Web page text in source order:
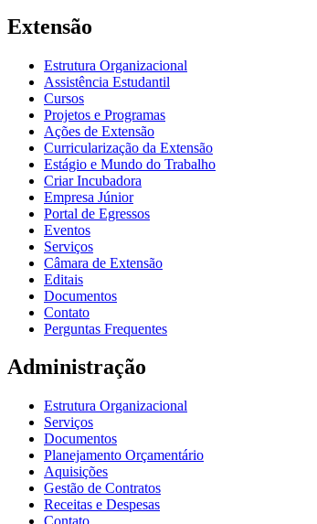
Extensão
Estrutura Organizacional
Assistência Estudantil
Cursos
Projetos e Programas
Ações de Extensão
Curricularização da Extensão
Estágio e Mundo do Trabalho
Criar Incubadora
Empresa Júnior
Portal de Egressos
Eventos
Serviços
Câmara de Extensão
Editais
Documentos
Contato
Perguntas Frequentes
Administração
Estrutura Organizacional
Serviços
Documentos
Planejamento Orçamentário
Aquisições
Gestão de Contratos
Receitas e Despesas